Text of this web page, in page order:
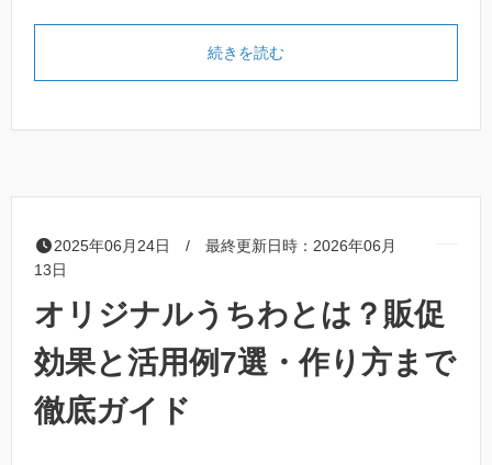
続きを読む「オリジナルうちわの作り方
2025年06月24日 / 最終更新日時：2026年06月
13日
オリジナルうちわとは？販促
効果と活用例7選・作り方まで
徹底ガイド